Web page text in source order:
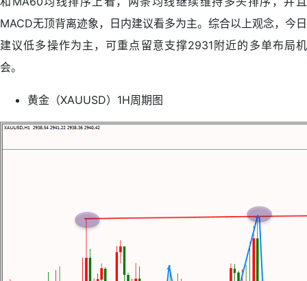
MACD无顶背离迹象，日内建议看多为主。综合以上观念，今日
建议低多操作为主，可重点留意支撑2931附近的多单布局机
会。
黄金（XAUUSD）1H周期图